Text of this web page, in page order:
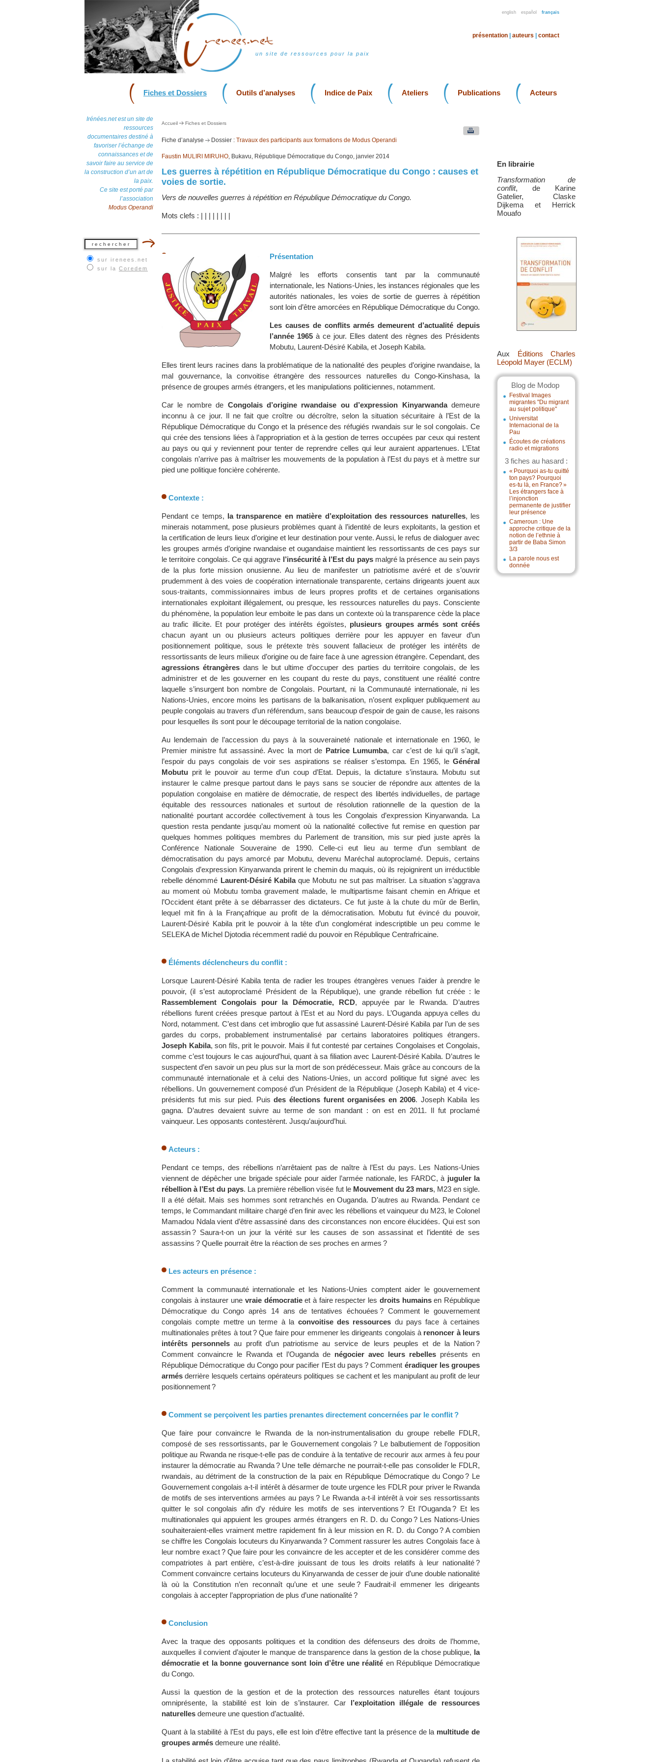
english español français
un site de ressources pour la paix
présentation auteurs contact
Fiches et Dossiers Outils d’analyses Indice de Paix Ateliers Publications Acteurs
Irénées.net est un site de
ressources
documentaires destiné à
favoriser l’échange de
connaissances et de
savoir faire au service de
la construction d’un art de
la paix.
Ce site est porté par
l’association
Modus Operandi
sur irenees.net
sur la Coredem
En librairie
Transformation de
conflit, de Karine
Gatelier, Claske
Dijkema et Herrick
Mouafo
Aux Éditions Charles
Léopold Mayer (ECLM)
Blog de Modop
Festival Images
migrantes "Du migrant
au sujet politique"
Universitat
Internacional de la
Pau
Écoutes de créations
radio et migrations
3 fiches au hasard :
« Pourquoi as-tu quitté
ton pays? Pourquoi
es-tu là, en France? »
Les étrangers face à
l’injonction
permanente de justifier
leur présence
Cameroun : Une
approche critique de la
notion de l’ethnie à
partir de Baba Simon
3/3
La parole nous est
donnée
Accueil Fiches et Dossiers
Fiche d’analyse Dossier : Travaux des participants aux formations de Modus Operandi
Faustin MULIRI MIRUHO, Bukavu, République Démocratique du Congo, janvier 2014
Les guerres à répétition en République Démocratique du Congo : causes et
voies de sortie.
Vers de nouvelles guerres à répétition en République Démocratique du Congo.
Mots clefs : | | | | | | | |
Présentation
Malgré les efforts consentis tant par la communauté
internationale, les Nations-Unies, les instances régionales que les
autorités nationales, les voies de sortie de guerres à répétition
sont loin d’être amorcées en République Démocratique du Congo.
Les causes de conflits armés demeurent d’actualité depuis
l’année 1965 à ce jour. Elles datent des règnes des Présidents
Mobutu, Laurent-Désiré Kabila, et Joseph Kabila.
Elles tirent leurs racines dans la problématique de la nationalité des peuples d’origine rwandaise, la
mal gouvernance, la convoitise étrangère des ressources naturelles du Congo-Kinshasa, la
présence de groupes armés étrangers, et les manipulations politiciennes, notamment.
Car le nombre de Congolais d’origine rwandaise ou d’expression Kinyarwandademeure
inconnu à ce jour. Il ne fait que croître ou décroître, selon la situation sécuritaire à l’Est de la
République Démocratique du Congo et la présence des réfugiés rwandais sur le sol congolais. Ce
qui crée des tensions liées à l’appropriation et à la gestion de terres occupées par ceux qui restent
au pays ou qui y reviennent pour tenter de reprendre celles qui leur auraient appartenues. L’Etat
congolais n’arrive pas à maîtriser les mouvements de la population à l’Est du pays et à mettre sur
pied une politique foncière cohérente.
Contexte :
Pendant ce temps, la transparence en matière d’exploitation des ressources naturelles, les
minerais notamment, pose plusieurs problèmes quant à l’identité de leurs exploitants, la gestion et
la certification de leurs lieux d’origine et leur destination pour vente. Aussi, le refus de dialoguer avec
les groupes armés d’origine rwandaise et ougandaise maintient les ressortissants de ces pays sur
le territoire congolais. Ce qui aggrave l’insécurité à l’Est du paysmalgré la présence au sein pays
de la plus forte mission onusienne. Au lieu de manifester un patriotisme avéré et de s’ouvrir
prudemment à des voies de coopération internationale transparente, certains dirigeants jouent aux
sous-traitants, commissionnaires imbus de leurs propres profits et de certaines organisations
internationales exploitant illégalement, ou presque, les ressources naturelles du pays. Consciente
du phénomène, la population leur emboite le pas dans un contexte où la transparence cède la place
au trafic illicite. Et pour protéger des intérêts égoïstes, plusieurs groupes armés sont créés
chacun ayant un ou plusieurs acteurs politiques derrière pour les appuyer en faveur d’un
positionnement politique, sous le prétexte très souvent fallacieux de protéger les intérêts de
ressortissants de leurs milieux d’origine ou de faire face à une agression étrangère. Cependant, des
agressions étrangères dans le but ultime d’occuper des parties du territoire congolais, de les
administrer et de les gouverner en les coupant du reste du pays, constituent une réalité contre
laquelle s’insurgent bon nombre de Congolais. Pourtant, ni la Communauté internationale, ni les
Nations-Unies, encore moins les partisans de la balkanisation, n’osent expliquer publiquement au
peuple congolais au travers d’un référendum, sans beaucoup d’espoir de gain de cause, les raisons
pour lesquelles ils sont pour le découpage territorial de la nation congolaise.
Au lendemain de l’accession du pays à la souveraineté nationale et internationale en 1960, le
Premier ministre fut assassiné. Avec la mort de Patrice Lumumba, car c’est de lui qu’il s’agit,
l’espoir du pays congolais de voir ses aspirations se réaliser s’estompa. En 1965, le Général
Mobutu prit le pouvoir au terme d’un coup d’Etat. Depuis, la dictature s’instaura. Mobutu sut
instaurer le calme presque partout dans le pays sans se soucier de répondre aux attentes de la
population congolaise en matière de démocratie, de respect des libertés individuelles, de partage
équitable des ressources nationales et surtout de résolution rationnelle de la question de la
nationalité pourtant accordée collectivement à tous les Congolais d’expression Kinyarwanda. La
question resta pendante jusqu’au moment où la nationalité collective fut remise en question par
quelques hommes politiques membres du Parlement de transition, mis sur pied juste après la
Conférence Nationale Souveraine de 1990. Celle-ci eut lieu au terme d’un semblant de
démocratisation du pays amorcé par Mobutu, devenu Maréchal autoproclamé. Depuis, certains
Congolais d’expression Kinyarwanda prirent le chemin du maquis, où ils rejoignirent un irréductible
rebelle dénommé Laurent-Désiré Kabilaque Mobutu ne sut pas maîtriser. La situation s’aggrava
au moment où Mobutu tomba gravement malade, le multipartisme faisant chemin en Afrique et
l’Occident étant prête à se débarrasser des dictateurs. Ce fut juste à la chute du mûr de Berlin,
lequel mit fin à la Françafrique au profit de la démocratisation. Mobutu fut évincé du pouvoir,
Laurent-Désiré Kabila prit le pouvoir à la tête d’un conglomérat indescriptible un peu comme le
SELEKA de Michel Djotodia récemment radié du pouvoir en République Centrafricaine.
Éléments déclencheurs du conflit :
Lorsque Laurent-Désiré Kabila tenta de radier les troupes étrangères venues l’aider à prendre le
pouvoir, (il s’est autoproclamé Président de la République), une grande rébellion fut créée : le
Rassemblement Congolais pour la Démocratie, RCD, appuyée par le Rwanda. D’autres
rébellions furent créées presque partout à l’Est et au Nord du pays. L’Ouganda appuya celles du
Nord, notamment. C’est dans cet imbroglio que fut assassiné Laurent-Désiré Kabila par l’un de ses
gardes du corps, probablement instrumentalisé par certains laboratoires politiques étrangers.
Joseph Kabila, son fils, prit le pouvoir. Mais il fut contesté par certaines Congolaises et Congolais,
comme c’est toujours le cas aujourd’hui, quant à sa filiation avec Laurent-Désiré Kabila. D’autres le
suspectent d’en savoir un peu plus sur la mort de son prédécesseur. Mais grâce au concours de la
communauté internationale et à celui des Nations-Unies, un accord politique fut signé avec les
rébellions. Un gouvernement composé d’un Président de la République (Joseph Kabila) et 4 vice-
présidents fut mis sur pied. Puisdes élections furent organisées en 2006. Joseph Kabila les
gagna. D’autres devaient suivre au terme de son mandant : on est en 2011. Il fut proclamé
vainqueur. Les opposants contestèrent. Jusqu’aujourd’hui.
Acteurs :
Pendant ce temps, des rébellions n’arrêtaient pas de naître à l’Est du pays. Les Nations-Unies
viennent de dépêcher une brigade spéciale pour aider l’armée nationale, les FARDC, à juguler la
rébellion à l’Est du pays. La première rébellion visée fut le Mouvement du 23 mars, M23 en sigle.
Il a été défait. Mais ses hommes sont retranchés en Ouganda. D’autres au Rwanda. Pendant ce
temps, le Commandant militaire chargé d’en finir avec les rébellions et vainqueur du M23, le Colonel
Mamadou Ndala vient d’être assassiné dans des circonstances non encore élucidées. Qui est son
assassin ? Saura-t-on un jour la vérité sur les causes de son assassinat et l’identité de ses
assassins ? Quelle pourrait être la réaction de ses proches en armes ?
Les acteurs en présence :
Comment la communauté internationale et les Nations-Unies comptent aider le gouvernement
congolais à instaurer une vraie démocratieet à faire respecter les droits humainsen République
Démocratique du Congo après 14 ans de tentatives échouées ? Comment le gouvernement
congolais compte mettre un terme à la convoitise des ressources du pays face à certaines
multinationales prêtes à tout ? Que faire pour emmener les dirigeants congolais à renoncer à leurs
intérêts personnels au profit d’un patriotisme au service de leurs peuples et de la Nation ?
Comment convaincre le Rwanda et l’Ouganda de négocier avec leurs rebelles présents en
République Démocratique du Congo pour pacifier l’Est du pays ? Comment éradiquer les groupes
armés derrière lesquels certains opérateurs politiques se cachent et les manipulant au profit de leur
positionnement ?
Comment se perçoivent les parties prenantes directement concernées par le conflit ?
Que faire pour convaincre le Rwanda de la non-instrumentalisation du groupe rebelle FDLR,
composé de ses ressortissants, par le Gouvernement congolais ? Le balbutiement de l’opposition
politique au Rwanda ne risque-t-elle pas de conduire à la tentative de recourir aux armes à feu pour
instaurer la démocratie au Rwanda ? Une telle démarche ne pourrait-t-elle pas consolider le FDLR,
rwandais, au détriment de la construction de la paix en République Démocratique du Congo ? Le
Gouvernement congolais a-t-il intérêt à désarmer de toute urgence les FDLR pour priver le Rwanda
de motifs de ses interventions armées au pays ? Le Rwanda a-t-il intérêt à voir ses ressortissants
quitter le sol congolais afin d’y réduire les motifs de ses interventions ? Et l’Ouganda ? Et les
multinationales qui appuient les groupes armés étrangers en R. D. du Congo ? Les Nations-Unies
souhaiteraient-elles vraiment mettre rapidement fin à leur mission en R. D. du Congo ? A combien
se chiffre les Congolais locuteurs du Kinyarwanda ? Comment rassurer les autres Congolais face à
leur nombre exact ? Que faire pour les convaincre de les accepter et de les considérer comme des
compatriotes à part entière, c’est-à-dire jouissant de tous les droits relatifs à leur nationalité ?
Comment convaincre certains locuteurs du Kinyarwanda de cesser de jouir d’une double nationalité
là où la Constitution n’en reconnaît qu’une et une seule ? Faudrait-il emmener les dirigeants
congolais à accepter l’appropriation de plus d’une nationalité ?
Conclusion
Avec la traque des opposants politiques et la condition des défenseurs des droits de l’homme,
auxquelles il convient d’ajouter le manque de transparence dans la gestion de la chose publique, la
démocratie et la bonne gouvernance sont loin d’être une réalité en République Démocratique
du Congo.
Aussi la question de la gestion et de la protection des ressources naturelles étant toujours
omniprésente, la stabilité est loin de s’instaurer. Car l’exploitation illégale de ressources
naturelles demeure une question d’actualité.
Quant à la stabilité à l’Est du pays, elle est loin d’être effective tant la présence de la multitude de
groupes armés demeure une réalité.